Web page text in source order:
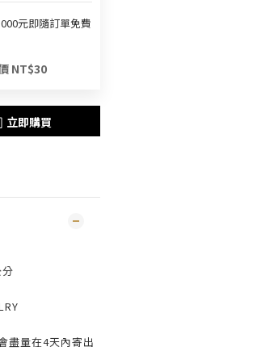
元即隨訂單免費
NT$30
立即購買
盡量在4天內寄出